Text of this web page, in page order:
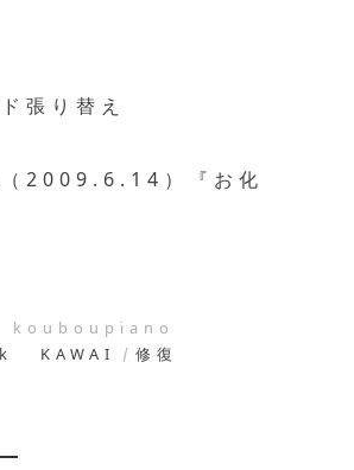
張り替え
（2009.6.14）『お化
kouboupiano
KAWAI 修復